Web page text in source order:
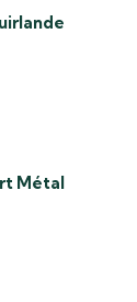
Métal